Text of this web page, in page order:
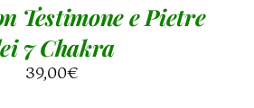
Testimone e Pietre
7 Chakra
39,00€